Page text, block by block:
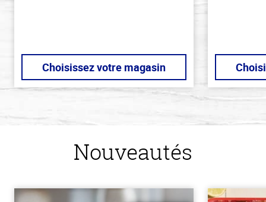
Choisissez votre magasin
Nouveautés